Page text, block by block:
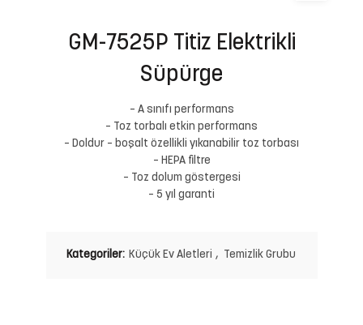
GM-7525P Titiz Elektrikli
Süpürge
– A sınıfı performans
– Toz torbalı etkin performans
– Doldur – boşalt özellikli yıkanabilir toz torbası
– HEPA filtre
– Toz dolum göstergesi
– 5 yıl garanti
Kategoriler: Küçük Ev Aletleri , Temizlik Grubu